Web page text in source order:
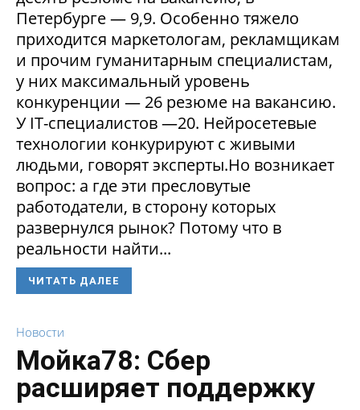
Петербурге — 9,9. Особенно тяжело
приходится маркетологам, рекламщикам
и прочим гуманитарным специалистам,
у них максимальный уровень
конкуренции — 26 резюме на вакансию.
У IT-специалистов —20. Нейросетевые
технологии конкурируют с живыми
людьми, говорят эксперты.Но возникает
вопрос: а где эти пресловутые
работодатели, в сторону которых
развернулся рынок? Потому что в
реальности найти...
ЧИТАТЬ ДАЛЕЕ
Новости
Мойка78: Сбер
расширяет поддержку